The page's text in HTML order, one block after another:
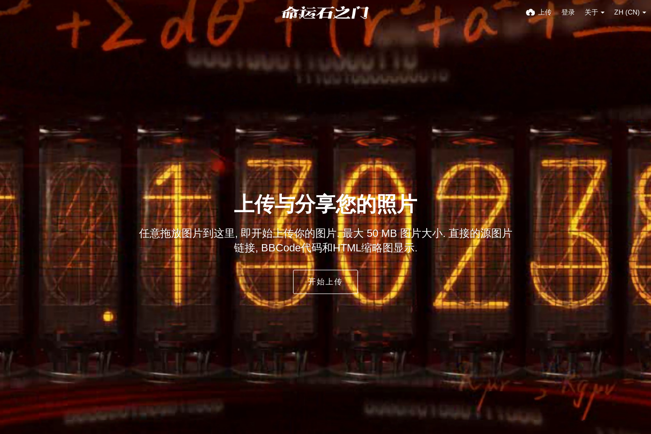
上传 登录 关于 ZH (CN)
上传与分享您的照片
任意拖放图片到这里, 即开始上传你的图片. 最大 50 MB 图片大小. 直接的源图片
链接, BBCode代码和HTML缩略图显示.
开始上传